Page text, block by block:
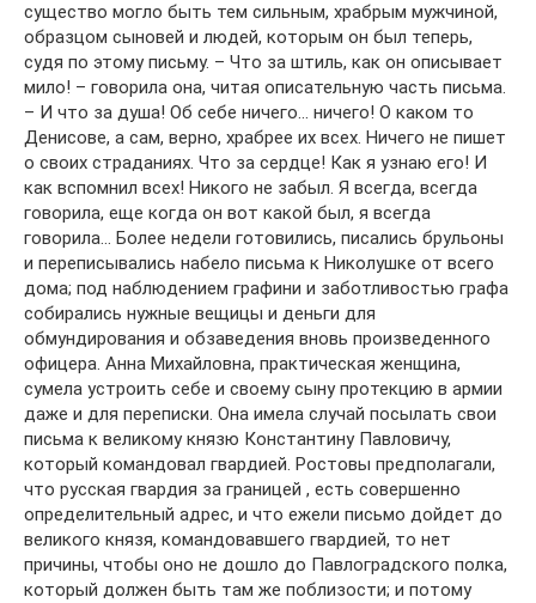
существо могло быть тем сильным, храбрым мужчиной,
образцом сыновей и людей, которым он был теперь,
судя по этому письму. – Что за штиль, как он описывает
мило! – говорила она, читая описательную часть письма.
– И что за душа! Об себе ничего… ничего! О каком то
Денисове, а сам, верно, храбрее их всех. Ничего не пишет
о своих страданиях. Что за сердце! Как я узнаю его! И
как вспомнил всех! Никого не забыл. Я всегда, всегда
говорила, еще когда он вот какой был, я всегда
говорила… Более недели готовились, писались брульоны
и переписывались набело письма к Николушке от всего
дома; под наблюдением графини и заботливостью графа
собирались нужные вещицы и деньги для
обмундирования и обзаведения вновь произведенного
офицера. Анна Михайловна, практическая женщина,
сумела устроить себе и своему сыну протекцию в армии
даже и для переписки. Она имела случай посылать свои
письма к великому князю Константину Павловичу,
который командовал гвардией. Ростовы предполагали,
что русская гвардия за границей , есть совершенно
определительный адрес, и что ежели письмо дойдет до
великого князя, командовавшего гвардией, то нет
причины, чтобы оно не дошло до Павлоградского полка,
который должен быть там же поблизости; и потому